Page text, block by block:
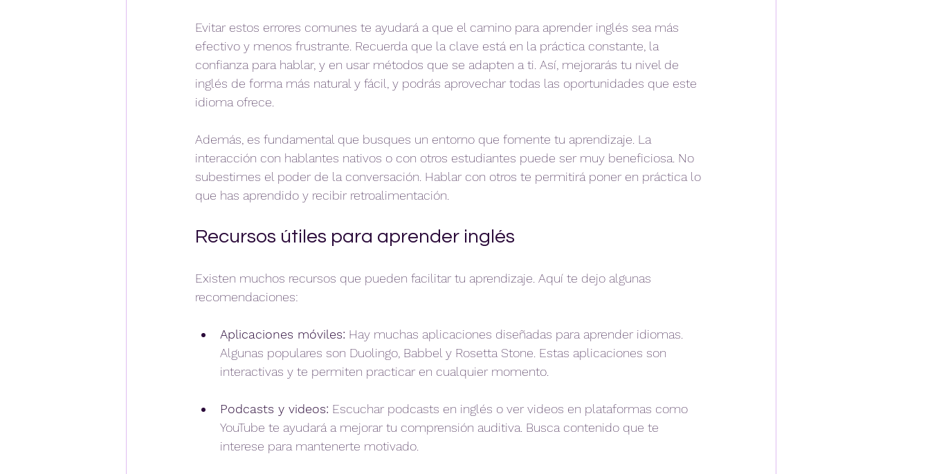
Evitar estos errores comunes te ayudará a que el camino para aprender inglés sea más
efectivo y menos frustrante. Recuerda que la clave está en la práctica constante, la
confianza para hablar, y en usar métodos que se adapten a ti. Así, mejorarás tu nivel de
inglés de forma más natural y fácil, y podrás aprovechar todas las oportunidades que este
idioma ofrece.
Además, es fundamental que busques un entorno que fomente tu aprendizaje. La
interacción con hablantes nativos o con otros estudiantes puede ser muy beneficiosa. No
subestimes el poder de la conversación. Hablar con otros te permitirá poner en práctica lo
que has aprendido y recibir retroalimentación.
Recursos útiles para aprender inglés
Existen muchos recursos que pueden facilitar tu aprendizaje. Aquí te dejo algunas
recomendaciones:
Aplicaciones móviles: Hay muchas aplicaciones diseñadas para aprender idiomas.
Algunas populares son Duolingo, Babbel y Rosetta Stone. Estas aplicaciones son
interactivas y te permiten practicar en cualquier momento.
Podcasts y videos: Escuchar podcasts en inglés o ver videos en plataformas como
YouTube te ayudará a mejorar tu comprensión auditiva. Busca contenido que te
interese para mantenerte motivado.